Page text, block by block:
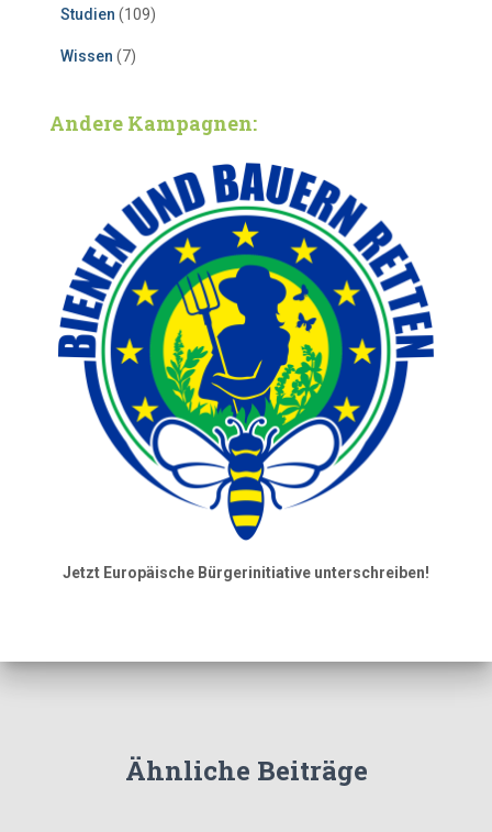
Studien (109)
Wissen (7)
Andere Kampagnen:
Jetzt Europäische Bürgerinitiative unterschreiben!
Ähnliche Beiträge